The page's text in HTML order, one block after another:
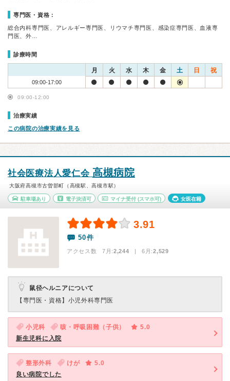
専門医・資格：
総合内科専門医、アレルギー専門医、リウマチ専門医、感染症専門医、血液専
門医、外…
診療時間
月 火 水 木 金 土 日 祝
09:00-17:00
09:00-12:00
治療実績
この病院の治療実績を見る
社会医療法人愛仁会 高槻病院
大阪府高槻市古曽部町（高槻駅、高槻市駅）
駐車場あり 電子決済可 マイナ受付 (スマホ可) 女医在籍
3.91
50件
アクセス数 7月:2,244 | 6月:2,529
鼠径ヘルニアについて
【専門医・資格】 小児外科専門医
小児科 咳・呼吸困難（子供）
5.0
新生児科に入院
整形外科 けが
5.0
良い病院でした